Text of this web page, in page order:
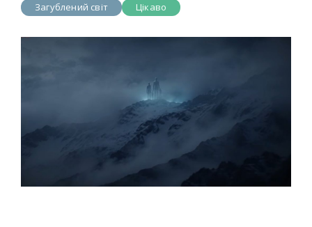
Загублений світ Цікаво